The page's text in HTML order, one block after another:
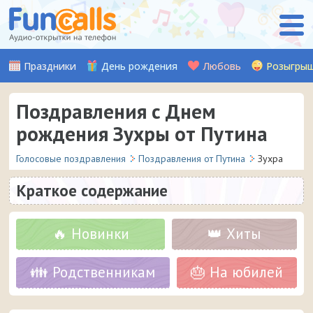
Праздники День рождения Любовь
Поздравления с Днем
рождения Зухры от Путина
Голосовые поздравления Поздравления от Путина Зухра
Краткое содержание
🔥 Новинки 👑 Хиты
👪 Родственникам 🎂 На юбилей